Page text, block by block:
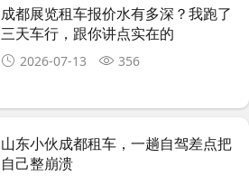
成都展览租车报价水有多深？我跑了
三天车行，跟你讲点实在的
2026-07-13 356
山东小伙成都租车，一趟自驾差点把
自己整崩溃